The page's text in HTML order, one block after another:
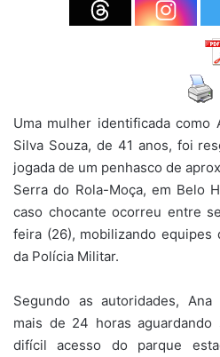
Uma mulher identificada como
Silva Souza, de 41 anos, foi
jogada de um penhasco de
Serra do Rola-Moça, em Belo
caso chocante ocorreu entre
feira (26), mobilizando equipes
da Polícia Militar.
Segundo as autoridades,
mais de 24 horas
difícil acesso do parque